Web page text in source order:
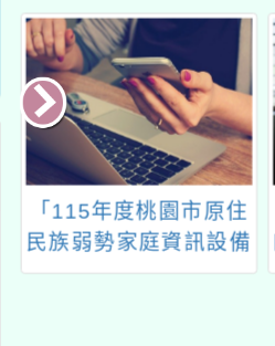
「115年度桃園市原住
民族弱勢家庭資訊設備
補助」